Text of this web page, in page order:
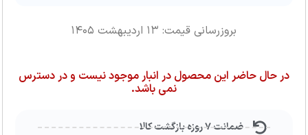
بروزرسانی قیمت: ۱۳ اردیبهشت ۱۴۰۵
در حال حاضر این محصول در انبار موجود نیست و در دسترس
نمی باشد.
ضمانت ۷ روزه بازگشت کالا